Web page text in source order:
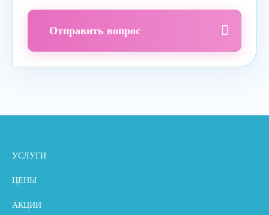
Отправить вопрос
УСЛУГИ
ЦЕНЫ
АКЦИИ